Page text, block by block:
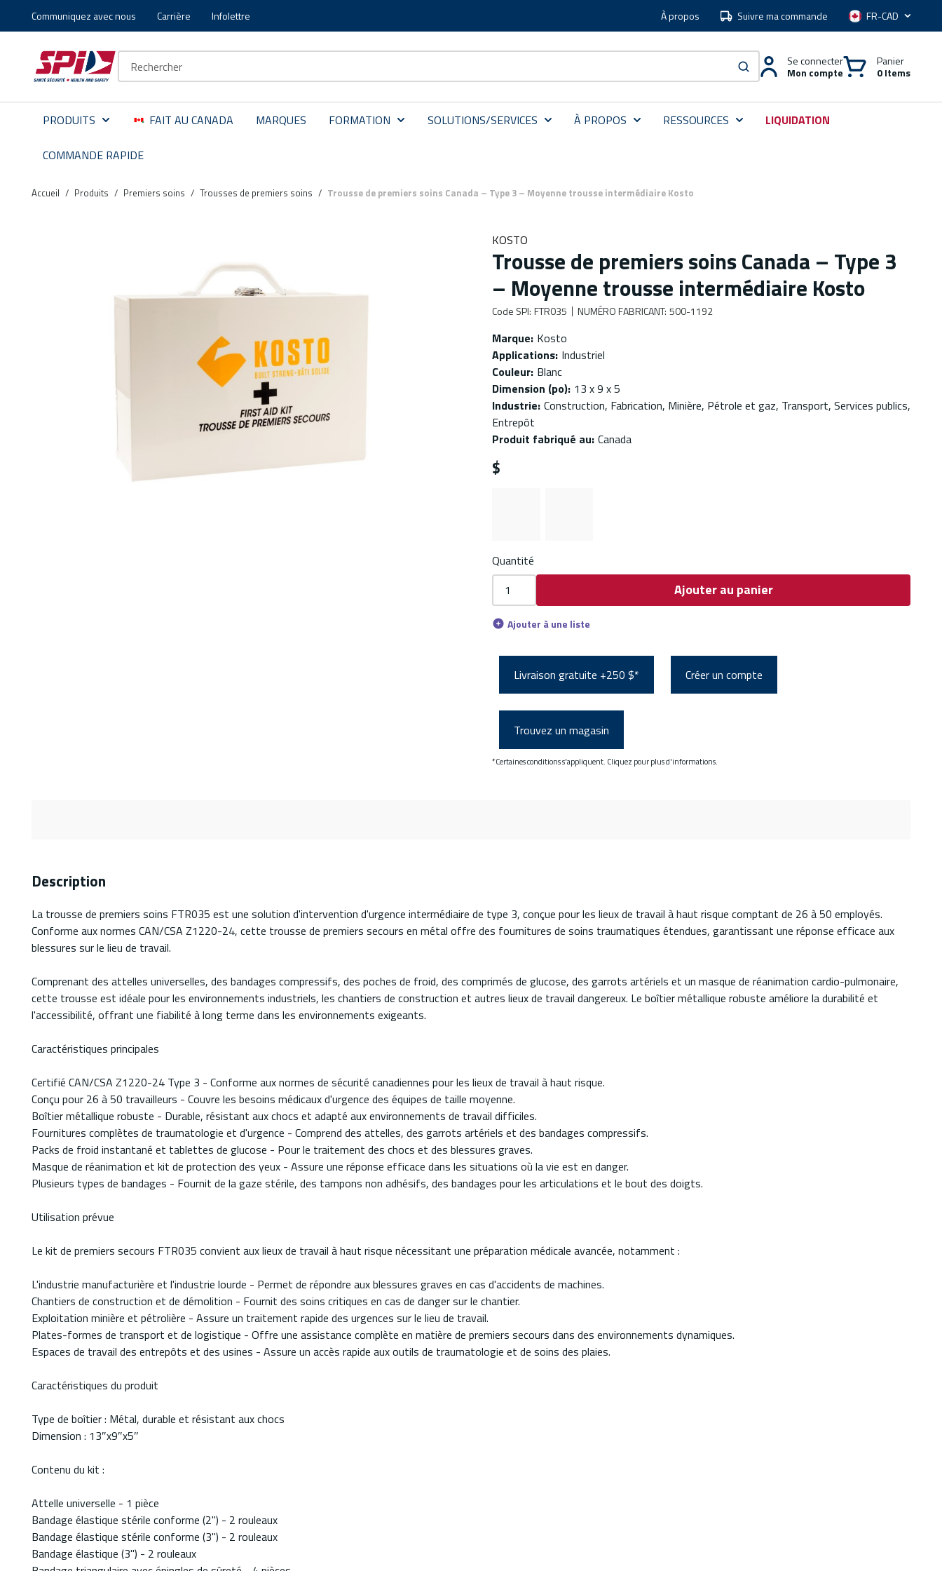
Aller au contenu principal
Skip to menu
Skip to footer
Communiquez avec nous Carrière Infolettre À propos Suivre ma commande Langue
soumettre une recherche
Se connecter
Mon compte
Panier
0 Items
PRODUITS FAIT AU CANADA MARQUES FORMATION SOLUTIONS/SERVICES À PROPOS RESSOURCES LIQUIDATION
COMMANDE RAPIDE
Accueil / Produits / Premiers soins / Trousses de premiers soins / Trousse de premiers soins Canada – Type 3 – Moyenne trousse intermédiaire Kosto
KOSTO
Trousse de premiers soins Canada – Type 3
– Moyenne trousse intermédiaire Kosto
Code SPI: FTR035 NUMÉRO FABRICANT: 500-1192
Marque: Kosto
Applications: Industriel
Couleur: Blanc
Dimension (po): 13 x 9 x 5
Industrie: Construction, Fabrication, Minière, Pétrole et gaz, Transport, Services publics,
Entrepôt
Produit fabriqué au: Canada
$
Quantité
Ajouter au panier
Ajouter à une liste
Livraison gratuite +250 $* Créer un compte
Trouvez un magasin
*Certaines conditions s'appliquent. Cliquez pour plus d'informations.
Description
La trousse de premiers soins FTR035 est une solution d'intervention d'urgence intermédiaire de type 3, conçue pour les lieux de travail à haut risque comptant de 26 à 50 employés.
Conforme aux normes CAN/CSA Z1220-24, cette trousse de premiers secours en métal offre des fournitures de soins traumatiques étendues, garantissant une réponse efficace aux
blessures sur le lieu de travail.
Comprenant des attelles universelles, des bandages compressifs, des poches de froid, des comprimés de glucose, des garrots artériels et un masque de réanimation cardio-pulmonaire,
cette trousse est idéale pour les environnements industriels, les chantiers de construction et autres lieux de travail dangereux. Le boîtier métallique robuste améliore la durabilité et
l'accessibilité, offrant une fiabilité à long terme dans les environnements exigeants.
Caractéristiques principales
Certifié CAN/CSA Z1220-24 Type 3 - Conforme aux normes de sécurité canadiennes pour les lieux de travail à haut risque.
Conçu pour 26 à 50 travailleurs - Couvre les besoins médicaux d'urgence des équipes de taille moyenne.
Boîtier métallique robuste - Durable, résistant aux chocs et adapté aux environnements de travail difficiles.
Fournitures complètes de traumatologie et d'urgence - Comprend des attelles, des garrots artériels et des bandages compressifs.
Packs de froid instantané et tablettes de glucose - Pour le traitement des chocs et des blessures graves.
Masque de réanimation et kit de protection des yeux - Assure une réponse efficace dans les situations où la vie est en danger.
Plusieurs types de bandages - Fournit de la gaze stérile, des tampons non adhésifs, des bandages pour les articulations et le bout des doigts.
Utilisation prévue
Le kit de premiers secours FTR035 convient aux lieux de travail à haut risque nécessitant une préparation médicale avancée, notamment :
L'industrie manufacturière et l'industrie lourde - Permet de répondre aux blessures graves en cas d'accidents de machines.
Chantiers de construction et de démolition - Fournit des soins critiques en cas de danger sur le chantier.
Exploitation minière et pétrolière - Assure un traitement rapide des urgences sur le lieu de travail.
Plates-formes de transport et de logistique - Offre une assistance complète en matière de premiers secours dans des environnements dynamiques.
Espaces de travail des entrepôts et des usines - Assure un accès rapide aux outils de traumatologie et de soins des plaies.
Caractéristiques du produit
Type de boîtier : Métal, durable et résistant aux chocs
Dimension : 13″x9″x5″
Contenu du kit :
Attelle universelle - 1 pièce
Bandage élastique stérile conforme (2") - 2 rouleaux
Bandage élastique stérile conforme (3") - 2 rouleaux
Bandage élastique (3") - 2 rouleaux